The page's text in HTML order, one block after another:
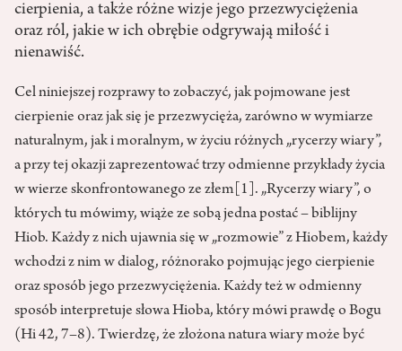
cierpienia, a także różne wizje jego przezwyciężenia
oraz ról, jakie w ich obrębie odgrywają miłość i
nienawiść.
Cel niniejszej rozprawy to zobaczyć, jak pojmo­wane jest
cierpienie oraz jak się je przezwycięża, zarówno w wymiarze
naturalnym, jak i moralnym, w życiu różnych „rycerzy wiary”,
a przy tej okazji zaprezentować trzy odmienne przykłady życia
w wierze skonfron­towanego ze złem [1] . „Rycerzy wiary”, o
których tu mówimy, wiąże ze sobą jedna postać – biblijny
Hiob. Każdy z nich ujawnia się w „roz­mowie” z Hiobem, każdy
wchodzi z nim w dialog, różnorako poj­mując jego cierpienie
oraz sposób jego przezwyciężenia. Każdy też w odmienny
sposób interpretuje słowa Hioba, który mówi prawdę o Bogu
(Hi 42, 7–8). Twierdzę, że złożona natura wiary może być